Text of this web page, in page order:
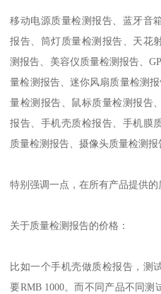
移动电源质量检测报告、蓝牙音
报告、筒灯质量检测报告、天花
测报告、美容仪质量检测报告、
量检测报告、迷你风扇质量检测
量检测报告、鼠标质量检测报告
报告、手机壳质检报告、手机膜
质量检测报告、摄像头质量检测报
特别强调一点，在所有产品提供的
关于质量检测报告的价格：
比如一个手机壳做质检报告，测
要RMB 1000。而不同产品不同